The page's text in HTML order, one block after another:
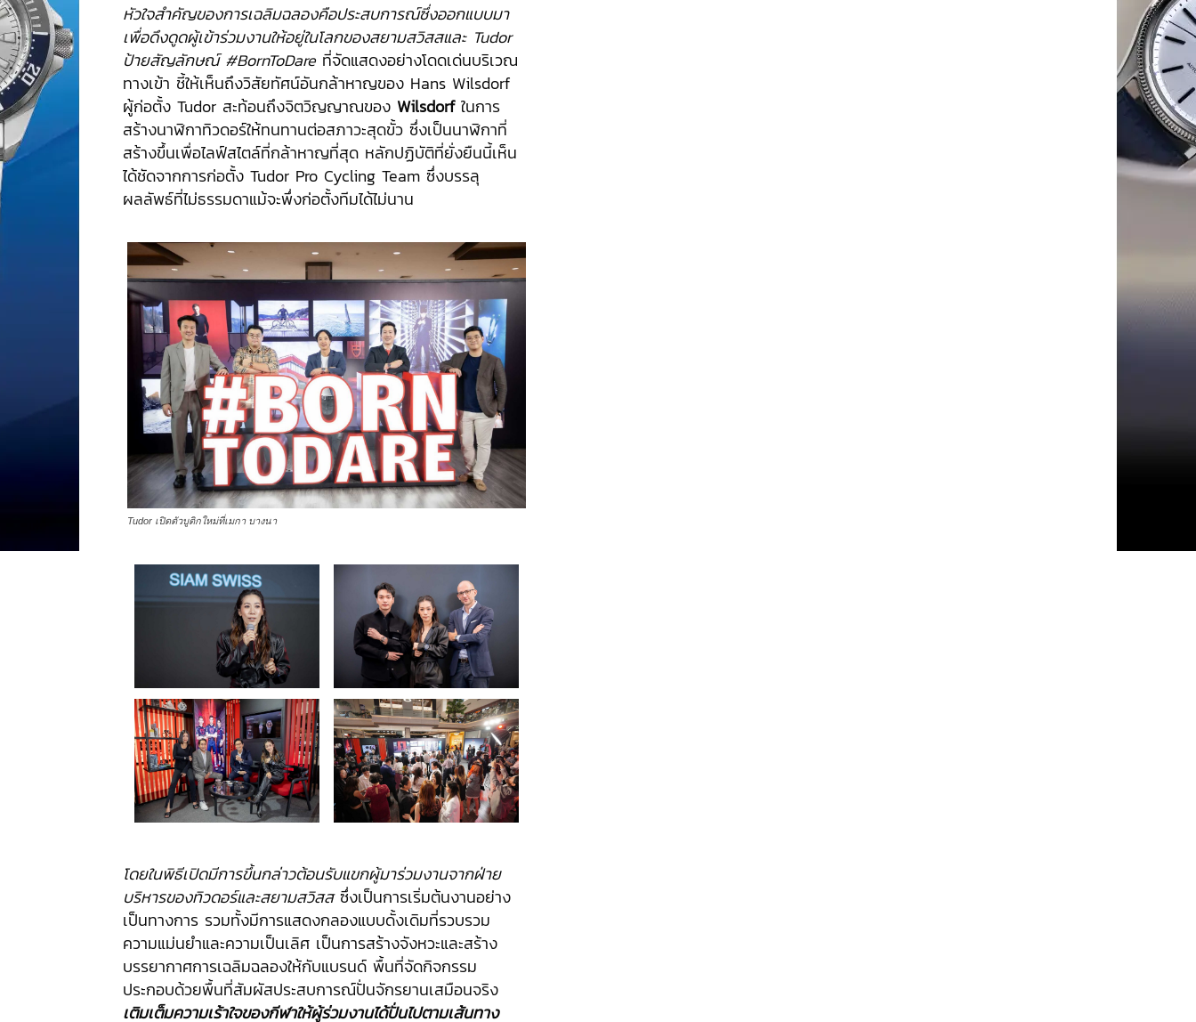
หัวใจสำคัญของการเฉลิมฉลองคือประสบการณ์ซึ่งออกแบบมา
เพื่อดึงดูดผู้เข้าร่วมงานให้อยู่ในโลกของสยามสวิสสและ Tudor
ป้ายสัญลักษณ์ #BornToDare ที่จัดแสดงอย่างโดดเด่นบริเวณ
ทางเข้า ชี้ให้เห็นถึงวิสัยทัศน์อันกล้าหาญของ Hans Wilsdorf
ผู้ก่อตั้ง Tudor สะท้อนถึงจิตวิญญาณของ Wilsdorfในการ
สร้างนาฬิกาทิวดอร์ให้ทนทานต่อสภาวะสุดขั้ว ซึ่งเป็นนาฬิกาที่
สร้างขึ้นเพื่อไลฟ์สไตล์ที่กล้าหาญที่สุด หลักปฏิบัติที่ยั่งยืนนี้เห็น
ได้ชัดจากการก่อตั้ง Tudor Pro Cycling Team ซึ่งบรรลุ
ผลลัพธ์ที่ไม่ธรรมดาแม้จะพึ่งก่อตั้งทีมได้ไม่นาน
Tudor เปิดตัวบูติกใหม่ที่เมกา บางนา
โดยในพิธีเปิดมีการขึ้นกล่าวต้อนรับแขกผู้มาร่วมงานจากฝ่าย
บริหารของทิวดอร์และสยามสวิสสซึ่งเป็นการเริ่มต้นงานอย่าง
เป็นทางการ รวมทั้งมีการแสดงกลองแบบดั้งเดิมที่รวบรวม
ความแม่นยำและความเป็นเลิศ เป็นการสร้างจังหวะและสร้าง
บรรยากาศการเฉลิมฉลองให้กับแบรนด์ พื้นที่จัดกิจกรรม
ประกอบด้วยพื้นที่สัมผัสประสบการณ์ปั่นจักรยานเสมือนจริง
เติมเต็มความเร้าใจของกีฬาให้ผู้ร่วมงานได้ปั่นไปตามเส้นทาง